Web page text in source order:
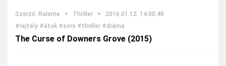
Szerző: Ralome Thriller
2016.01.12. 14:00:40
#rejtély #átok #sors #thriller #dráma
The Curse of Downers Grove (2015)